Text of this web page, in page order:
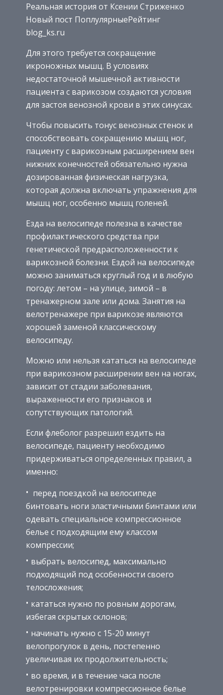
Реальная история от Ксении Стриженко
Новый пост ПоплулярныеРейтинг
blog_ks.ru
Для этого требуется сокращение
икроножных мышц. В условиях
недостаточной мышечной активности
пациента с варикозом создаются условия
для застоя венозной крови в этих синусах.
Чтобы повысить тонус венозных стенок и
способствовать сокращению мышц ног,
пациенту с варикозным расширением вен
нижних конечностей обязательно нужна
дозированная физическая нагрузка,
которая должна включать упражнения для
мышц ног, особенно мышц голеней.
Езда на велосипеде полезна в качестве
профилактического средства при
генетической предрасположенности к
варикозной болезни. Ездой на велосипеде
можно заниматься круглый год и в любую
погоду: летом – на улице, зимой – в
тренажерном зале или дома. Занятия на
велотренажере при варикозе являются
хорошей заменой классическому
велосипеду.
Можно или нельзя кататься на велосипеде
при варикозном расширении вен на ногах,
зависит от стадии заболевания,
выраженности его признаков и
сопутствующих патологий.
Если флеболог разрешил ездить на
велосипеде, пациенту необходимо
придерживаться определенных правил, а
именно:
перед поездкой на велосипеде
бинтовать ноги эластичными бинтами или
одевать специальное компрессионное
белье с подходящим ему классом
компрессии;
выбрать велосипед, максимально
подходящий под особенности своего
телосложения;
кататься нужно по ровным дорогам,
избегая скрытых склонов;
начинать нужно с 15-20 минут
велопрогулок в день, постепенно
увеличивая их продолжительность;
во время, и в течение часа после
велотренировки компрессионное белье